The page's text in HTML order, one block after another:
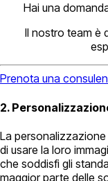
Hai una
Il nostro team è
Prenota una
2.
La
di usare la loro
che soddisfi gli
maggior parte delle